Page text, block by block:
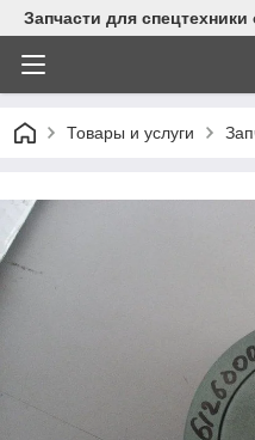
Запчасти для
Товары и услуги